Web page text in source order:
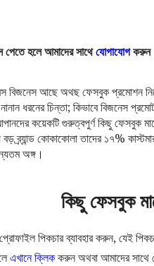
পেতে হলে আমাদের সাথেযোগাযোগকরুন
বিজনেস আছে অথছ ফেসবুক প্রমোশন
ধরনের চিন্তা; কিভাবে বিজনেস
কয়েকটি গুরুত্বপুর্ণ কিছু ফেসবুক
ব্র্যান্ড কোকাকোলা তাদের ১৭%
অঙ্গ।
কিছু ফেসবুক
পিকচার ব্যাবহার করুন, যেই
এখানে ক্লিককরুন অথবা আমাদের